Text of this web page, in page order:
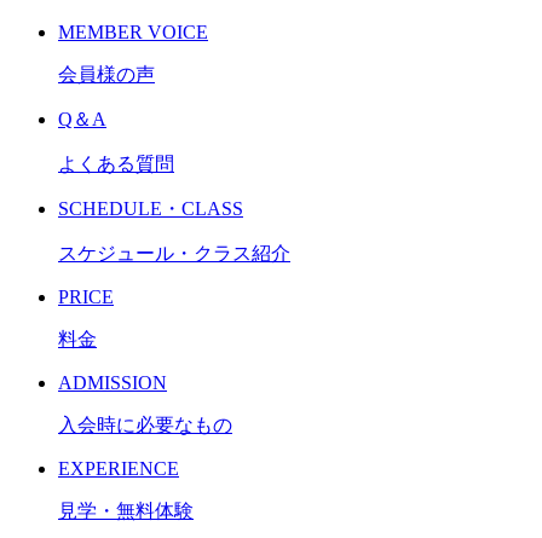
MEMBER VOICE
会員様の声
Q＆A
よくある質問
SCHEDULE・CLASS
スケジュール・クラス紹介
PRICE
料金
ADMISSION
入会時に必要なもの
EXPERIENCE
見学・無料体験